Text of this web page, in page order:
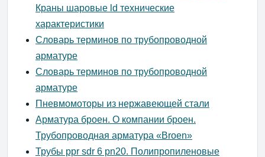
Краны шаровые ld технические
характеристики
Словарь терминов по трубопроводной
арматуре
Словарь терминов по трубопроводной
арматуре
Пневмомоторы из нержавеющей стали
Арматура броен. О компании броен.
Трубопроводная арматура «Broen»
Трубы ppr sdr 6 pn20. Полипропиленовые